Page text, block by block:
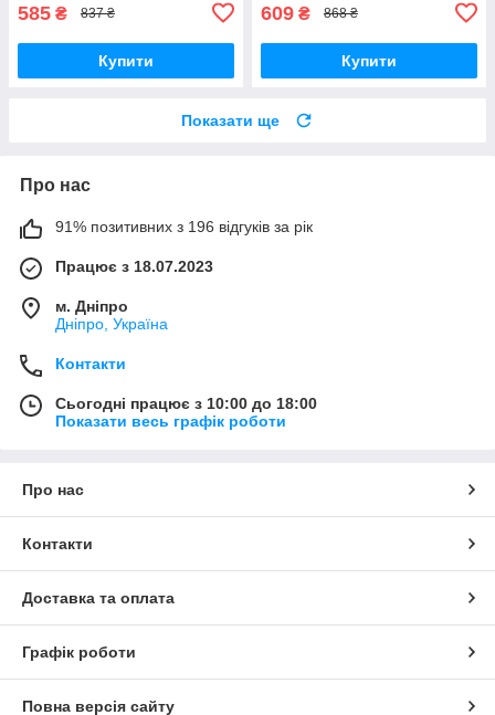
585 ₴ 837 ₴
Купити
609 ₴ 868 ₴
Купити
Показати ще
Про нас
91% позитивних з 196 відгуків за рік
Працює з 18.07.2023
м. Дніпро
Дніпро, Україна
Контакти
Сьогодні працює з 10:00 до 18:00
Показати весь графік роботи
Про нас
Контакти
Доставка та оплата
Графік роботи
Повна версія сайту